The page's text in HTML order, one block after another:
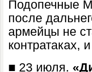
Подопечные
после
армейцы не
контратаках,
■ 23 июля.